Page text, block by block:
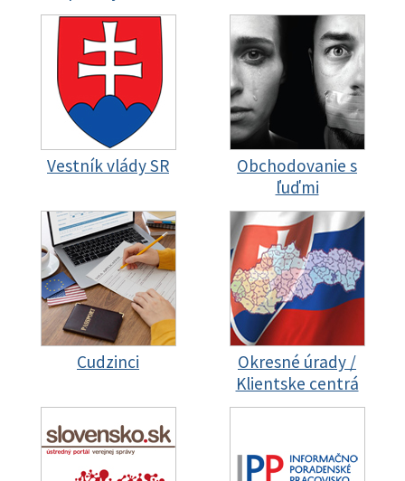
Vestník vlády SR
Obchodovanie s
ľuďmi
Cudzinci
Okresné úrady /
Klientske centrá